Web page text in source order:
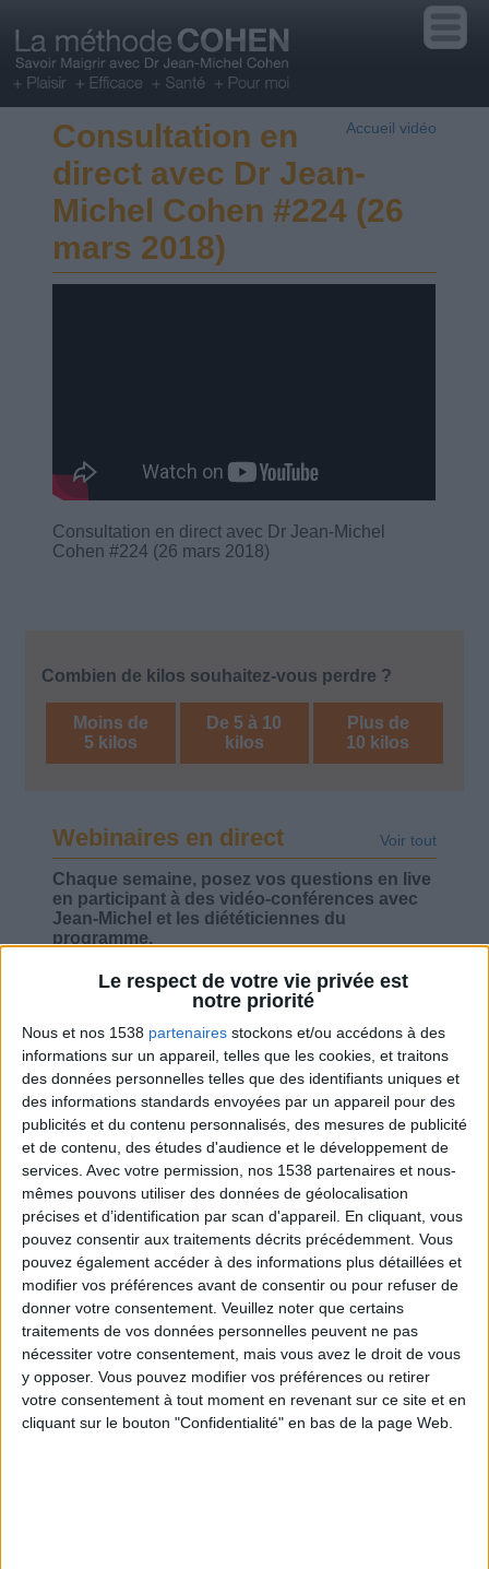
Le respect de votre vie privée est
notre priorité
Nous et nos 1538 partenaires stockons et/ou accédons à des
informations sur un appareil, telles que les cookies, et traitons
des données personnelles telles que des identifiants uniques et
des informations standards envoyées par un appareil pour des
publicités et du contenu personnalisés, des mesures de publicité
et de contenu, des études d'audience et le développement de
services. Avec votre permission, nos 1538 partenaires et nous-
mêmes pouvons utiliser des données de géolocalisation
précises et d’identification par scan d'appareil. En cliquant, vous
pouvez consentir aux traitements décrits précédemment. Vous
pouvez également accéder à des informations plus détaillées et
modifier vos préférences avant de consentir ou pour refuser de
donner votre consentement. Veuillez noter que certains
traitements de vos données personnelles peuvent ne pas
nécessiter votre consentement, mais vous avez le droit de vous
y opposer. Vous pouvez modifier vos préférences ou retirer
votre consentement à tout moment en revenant sur ce site et en
cliquant sur le bouton "Confidentialité" en bas de la page Web.
Accueil vidéo
Consultation en
direct avec Dr Jean-
Michel Cohen #224 (26
mars 2018)
Consultation en direct avec Dr Jean-Michel
Cohen #224 (26 mars 2018)
Combien de kilos souhaitez-vous perdre ?
Moins de
5 kilos
De 5 à 10
kilos
Plus de
10 kilos
Webinaires en direct Voir tout
Chaque semaine, posez vos questions en live
en participant à des vidéo-conférences avec
Jean-Michel et les diététiciennes du
programme.
Peut-on remplacer la viande par des féculents
? Consultation diététique du 05/08/2026